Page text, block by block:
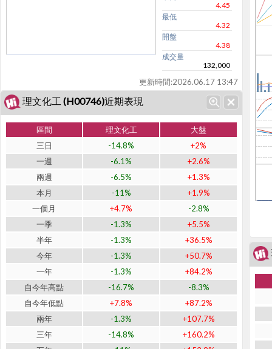
4.45
最低
4.32
開盤
4.38
成交量
132,000
更新時間:2026.06.17 13:47
理文化工 (H00746)近期表現
區間 理文化工
大盤
三日
-14.8%
+2%
一週
-6.1%
+2.6%
兩週
-6.5%
+1.3%
本月
-11%
+1.9%
一個月
+4.7%
-2.8%
一季
-1.3%
+5.5%
半年
-1.3%
+36.5%
今年
-1.3%
+50.7%
一年
-1.3%
+84.2%
自今年高點
-16.7%
-8.3%
自今年低點
+7.8%
+87.2%
兩年
-1.3%
+107.7%
三年
-14.8%
+160.2%